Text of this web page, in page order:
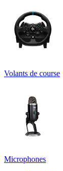
Volants de course
Microphones